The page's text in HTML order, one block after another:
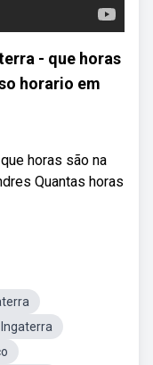
- que horas
horario em
horas são na
Quantas horas